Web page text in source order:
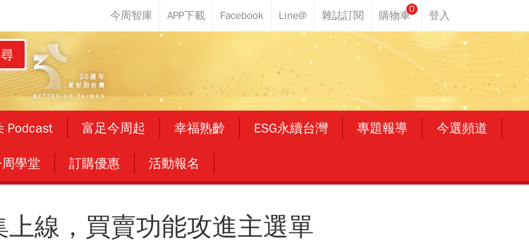
0
Podcast 富足今周起 幸福熟齡 ESG永續台灣 專題報導 今選頻道
學堂 訂購優惠 活動報名
上線，買賣功能攻進主選單